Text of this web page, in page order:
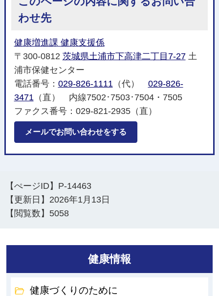
わせ先
健康増進課 健康支援係
〒300-0812 茨城県土浦市下高津二丁目7-27土
浦市保健センター
電話番号： 029-826-1111（代） 029-826-
3471（直） 内線7502･7503･7504・7505
ファクス番号：029-821-2935（直）
メールでお問い合わせをする
【ぺージID】 P-14463
【更新日】 2026年1月13日
【閲覧数】 5058
健康情報
健康づくりのために